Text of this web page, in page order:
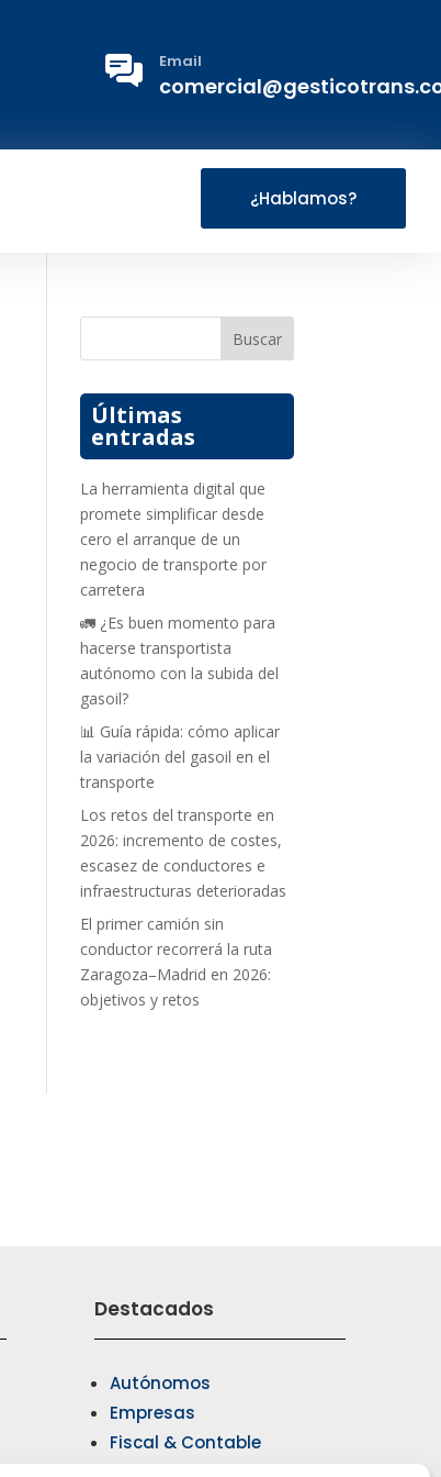
Email
¿Hablamos?
Buscar
Últimas
entradas
La herramienta digital que
promete simplificar desde
cero el arranque de un
negocio de transporte por
carretera
🚛 ¿Es buen momento para
hacerse transportista
autónomo con la subida del
gasoil?
📊 Guía rápida: cómo aplicar
la variación del gasoil en el
transporte
Los retos del transporte en
2026: incremento de costes,
escasez de conductores e
infraestructuras deterioradas
El primer camión sin
conductor recorrerá la ruta
Zaragoza–Madrid en 2026:
objetivos y retos
Destacados
Autónomos
Empresas
Fiscal & Contable
Laboral & jurídico